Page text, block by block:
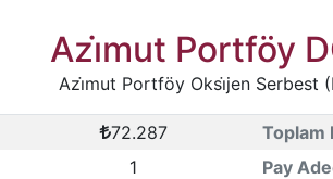
Azi̇mut Portföy
Azi̇mut Portföy Oksi̇jen Serbest
72.287 Toplam
1 Pay